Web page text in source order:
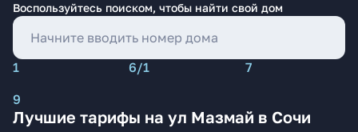
Воспользуйтесь поиском, чтобы найти свой дом
1 6/1
7
9
Лучшие тарифы на ул Мазмай в Сочи